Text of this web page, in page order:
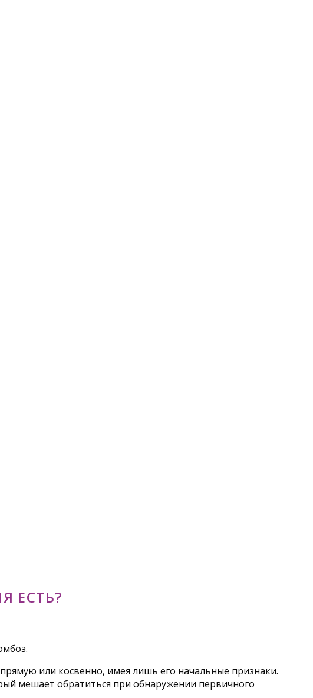
ЕСТЬ?
или косвенно, имея лишь его начальные признаки.
мешает обратиться при обнаружении первичного